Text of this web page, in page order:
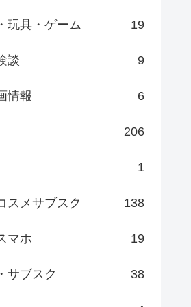
玩具・ゲーム 19
談 9
情報 6
206
1
スメサブスク 138
マホ 19
サブスク 38